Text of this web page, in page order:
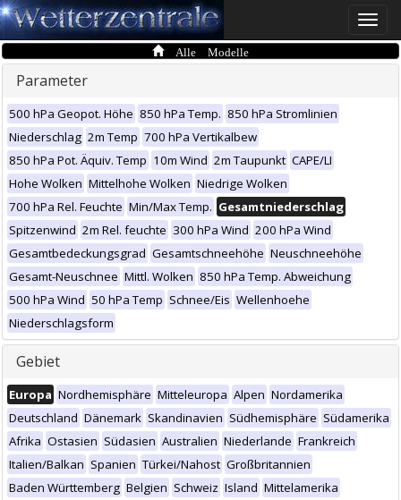
Toggle
Alle Modelle
Parameter
500 hPa Geopot. Höhe 850 hPa Temp. 850 hPa Stromlinien
Niederschlag 2m Temp 700 hPa Vertikalbew
850 hPa Pot. Äquiv. Temp 10m Wind 2m Taupunkt CAPE/LI
Hohe Wolken Mittelhohe Wolken Niedrige Wolken
700 hPa Rel. Feuchte Min/Max Temp. Gesamtniederschlag
Spitzenwind 2m Rel. feuchte 300 hPa Wind 200 hPa Wind
Gesamtbedeckungsgrad Gesamtschneehöhe Neuschneehöhe
Gesamt-Neuschnee Mittl. Wolken 850 hPa Temp. Abweichung
500 hPa Wind 50 hPa Temp Schnee/Eis Wellenhoehe
Niederschlagsform
Gebiet
Europa Nordhemisphäre Mitteleuropa Alpen Nordamerika
Deutschland Dänemark Skandinavien Südhemisphäre Südamerika
Afrika Ostasien Südasien Australien Niederlande Frankreich
Italien/Balkan Spanien Türkei/Nahost Großbritannien
Baden Württemberg Belgien Schweiz Island Mittelamerika